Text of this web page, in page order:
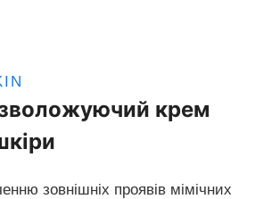
крем
зовнішніх проявів мімічних